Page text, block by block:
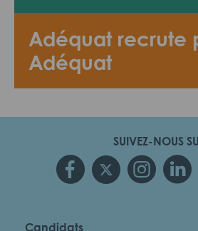
Adéquat recrute
Adéquat
SUIVEZ-NOUS
Candidats